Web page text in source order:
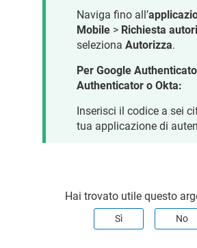
Naviga fino all’
Mobile > Richiesta
selezionaAutorizza.
Per Google
Authenticator o Okta:
Inserisci il codice a sei
tua applicazione di
Hai trovato utile questo
Sì No